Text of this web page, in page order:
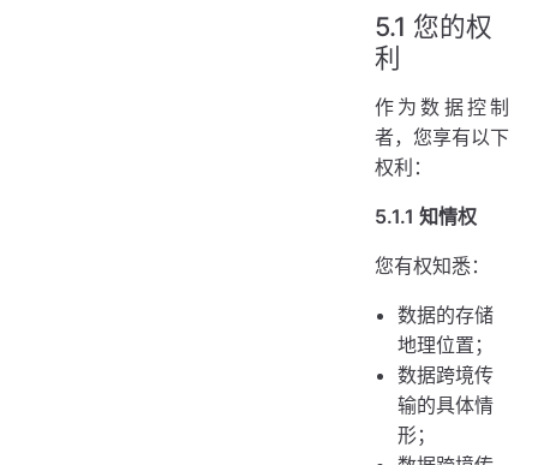
5.1 您的权
利
作为数据控制
者，您享有以下
权利：
5.1.1 知情权
您有权知悉：
数据的存储
地理位置；
数据跨境传
输的具体情
形；